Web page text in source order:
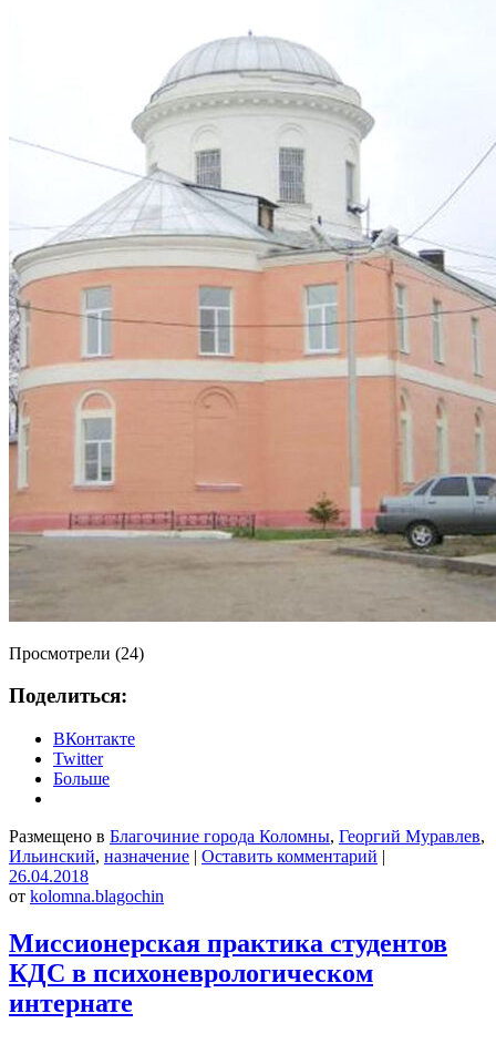
Просмотрели (24)
Поделиться:
ВКонтакте
Twitter
Больше
Размещено в Благочиние города Коломны, Георгий Муравлев,
Ильинский, назначение | Оставить комментарий |
26.04.2018
от kolomna.blagochin
Миссионерская практика студентов
КДС в психоневрологическом
интернате